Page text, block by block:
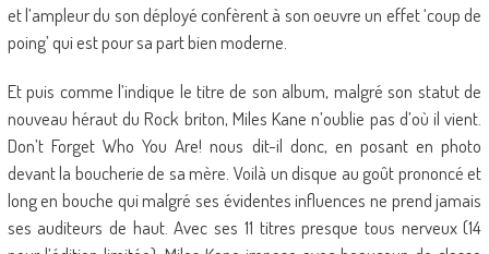
et l’ampleur du son déployé confèrent à son oeuvre un effet ‘coup de
poing’ qui est pour sa part bien moderne.
Et puis comme l’indique le titre de son album, malgré son statut de
nouveau héraut du Rock briton, Miles Kane n’oublie pas d’où il vient.
Don’t Forget Who You Are! nous dit-il donc, en posant en photo
devant la boucherie de sa mère. Voilà un disque au goût prononcé et
long en bouche qui malgré ses évidentes influences ne prend jamais
ses auditeurs de haut. Avec ses 11 titres presque tous nerveux (14